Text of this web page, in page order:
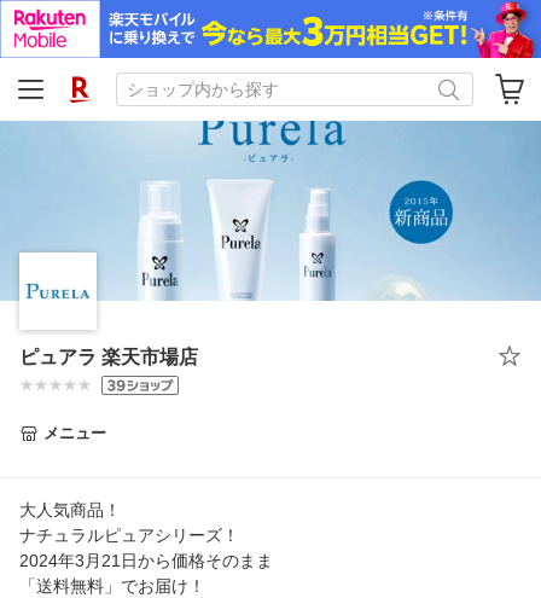
ピュアラ 楽天市場店
メニュー
大人気商品！
ナチュラルピュアシリーズ！
2024年3月21日から価格そのまま
「送料無料」でお届け！